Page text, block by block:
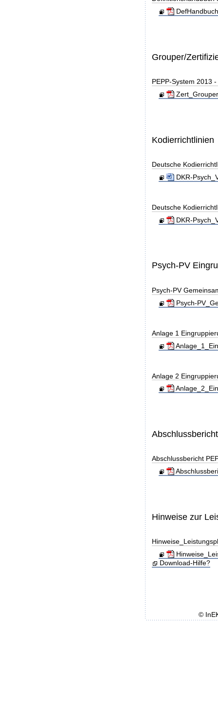
Grouper/
PEPP-System 2013
Kodierrichtlinien
Deutsche
DKR-
Deutsche
DKR-
Psych-PV
Psych-PV
Psych-
Anlage 1
Anlage 2
Abschlussbericht
Hinweise zur
Download-Hilfe?
©